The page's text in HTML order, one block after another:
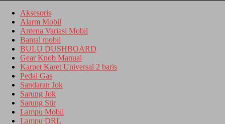
Aksesoris
Alarm Mobil
Antena Variasi Mobil
Bantal mobil
BULU DUSHBOARD
Gear Knob Manual
Karpet Karet Universal 2 baris
Pedal Gas
Sandaran Jok
Sarung Jok
Sarung Stir
Lampu Mobil
Lampu DRL